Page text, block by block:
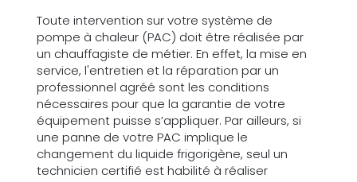
Toute intervention sur votre système de
pompe à chaleur (PAC) doit être réalisée par
un chauffagiste de métier. En effet, la mise en
service, l'entretien et la réparation par un
professionnel agréé sont les conditions
nécessaires pour que la garantie de votre
équipement puisse s’appliquer. Par ailleurs, si
une panne de votre PAC implique le
changement du liquide frigorigène, seul un
technicien certifié est habilité à réaliser